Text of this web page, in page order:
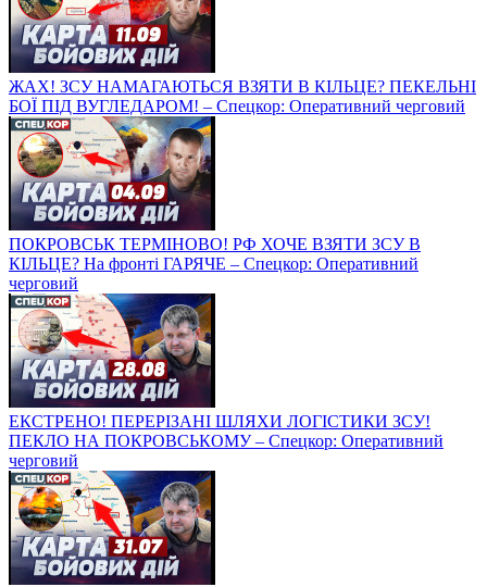
ЖАХ! ЗСУ НАМАГАЮТЬСЯ ВЗЯТИ В КІЛЬЦЕ? ПЕКЕЛЬНІ
БОЇ ПІД ВУГЛЕДАРОМ! – Спецкор: Оперативний черговий
ПОКРОВСЬК ТЕРМІНОВО! РФ ХОЧЕ ВЗЯТИ ЗСУ В
КІЛЬЦЕ? На фронті ГАРЯЧЕ – Спецкор: Оперативний
черговий
ЕКСТРЕНО! ПЕРЕРІЗАНІ ШЛЯХИ ЛОГІСТИКИ ЗСУ!
ПЕКЛО НА ПОКРОВСЬКОМУ – Спецкор: Оперативний
черговий